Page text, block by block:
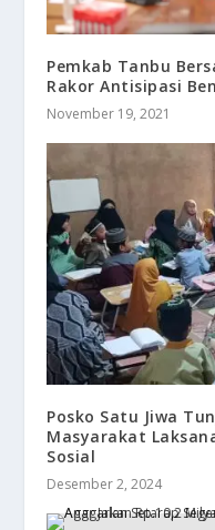
Pemkab Tanbu
Rakor Antisipasi
November 19, 2021
Posko Satu Jiwa
Masyarakat
Sosial
Desember 2, 2024